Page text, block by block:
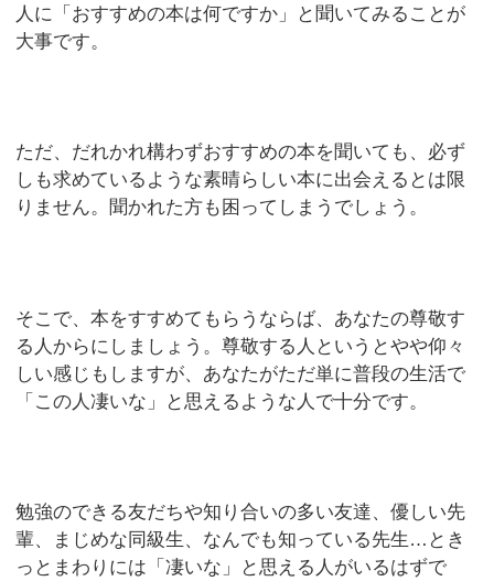
人に「おすすめの本は何ですか」と聞いてみることが
大事です。
ただ、だれかれ構わずおすすめの本を聞いても、必ず
しも求めているような素晴らしい本に出会えるとは限
りません。聞かれた方も困ってしまうでしょう。
そこで、本をすすめてもらうならば、あなたの尊敬す
る人からにしましょう。尊敬する人というとやや仰々
しい感じもしますが、あなたがただ単に普段の生活で
「この人凄いな」と思えるような人で十分です。
勉強のできる友だちや知り合いの多い友達、優しい先
輩、まじめな同級生、なんでも知っている先生…とき
っとまわりには「凄いな」と思える人がいるはずで